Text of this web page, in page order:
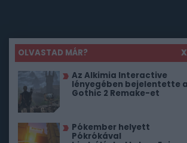
OLVASTAD MÁR?
X
Az Alkimia Interactive
lényegében bejelentette
Gothic 2 Remake-et
Pókember helyett
Pókrókával